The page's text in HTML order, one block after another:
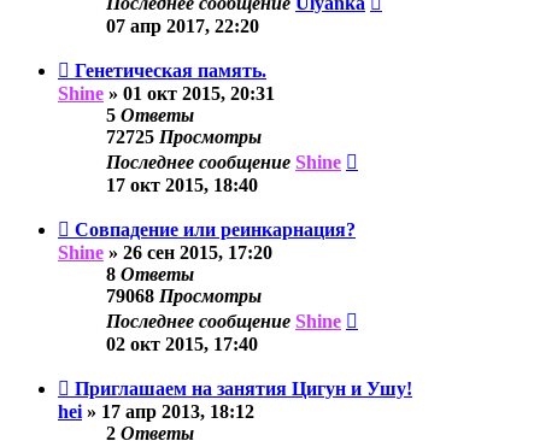
07 апр 2017, 22:20
Генетическая память.
Shine » 01 окт 2015, 20:31
5 Ответы
72725 Просмотры
Последнее сообщение Shine
17 окт 2015, 18:40
Совпадение или реинкарнация?
Shine » 26 сен 2015, 17:20
8 Ответы
79068 Просмотры
Последнее сообщение Shine
02 окт 2015, 17:40
Приглашаем на занятия Цигун и Ушу!
hei » 17 апр 2013, 18:12
2 Ответы